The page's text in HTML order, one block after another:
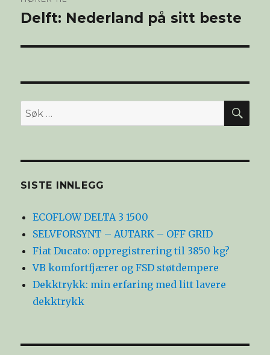
Delft: Nederland på sitt beste
Søk
etter:
SISTE INNLEGG
ECOFLOW DELTA 3 1500
SELVFORSYNT – AUTARK – OFF GRID
Fiat Ducato: oppregistrering til 3850 kg?
VB komfortfjærer og FSD støtdempere
Dekktrykk: min erfaring med litt lavere
dekktrykk